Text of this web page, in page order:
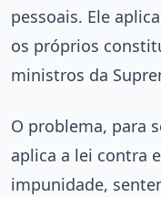
pessoais. Ele
os próprios
ministros da
O problema, para
aplica a lei contra
impunidade,